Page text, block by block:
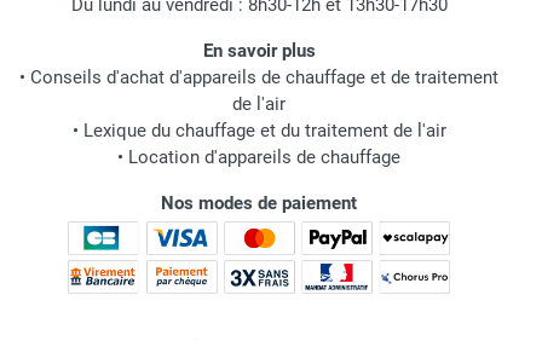
Du lundi au vendredi : 8h30-12h et 13h30-17h30
En savoir plus
• Conseils d'achat d'appareils de chauffage et de traitement
de l'air
• Lexique du chauffage et du traitement de l'air
• Location d'appareils de chauffage
Nos modes de paiement